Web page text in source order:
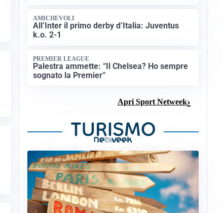
AMICHEVOLI
All’Inter il primo derby d’Italia: Juventus
k.o. 2-1
PREMIER LEAGUE
Palestra ammette: “Il Chelsea? Ho sempre
sognato la Premier”
Apri Sport Netweek